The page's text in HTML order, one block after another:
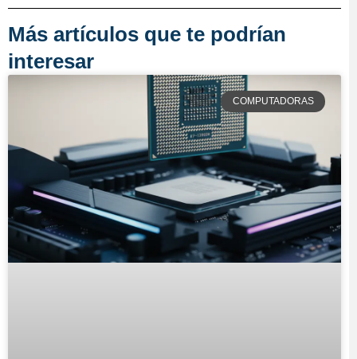
Más artículos que te podrían
interesar
COMPUTADORAS